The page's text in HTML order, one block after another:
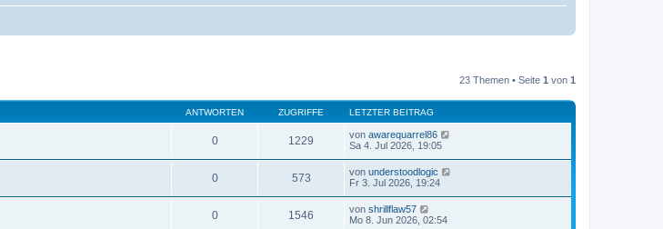
23 Themen • Seite 1 von 1
ANTWORTEN ZUGRIFFE LETZTER BEITRAG
0 1229 von awarequarrel86
Sa 4. Jul 2026, 19:05
0 573 von understoodlogic
Fr 3. Jul 2026, 19:24
0 1546 von shrillflaw57
Mo 8. Jun 2026, 02:54